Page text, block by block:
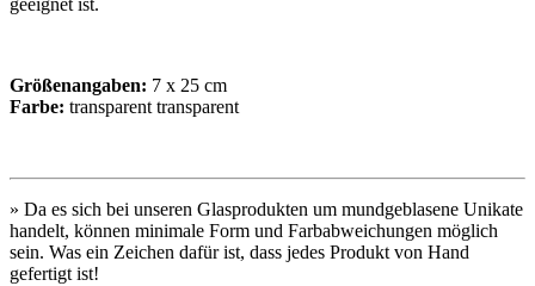
geeignet ist.
Größenangaben: 7 x 25 cm
Farbe: transparent transparent
» Da es sich bei unseren Glasprodukten um mundgeblasene Unikate
handelt, können minimale Form und Farbabweichungen möglich
sein. Was ein Zeichen dafür ist, dass jedes Produkt von Hand
gefertigt ist!